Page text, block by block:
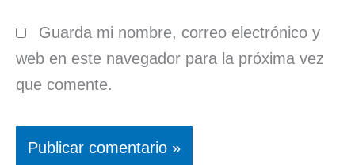
Guarda mi nombre, correo electrónico y
web en este navegador para la próxima vez
que comente.